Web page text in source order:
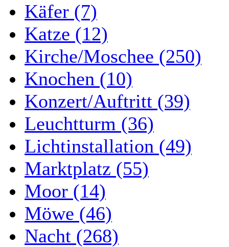
Käfer (7)
Katze (12)
Kirche/Moschee (250)
Knochen (10)
Konzert/Auftritt (39)
Leuchtturm (36)
Lichtinstallation (49)
Marktplatz (55)
Moor (14)
Möwe (46)
Nacht (268)